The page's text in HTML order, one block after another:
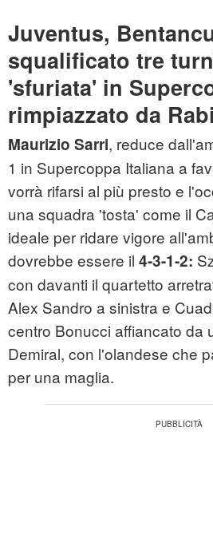
Juventus,
squalificato tre
'sfuriata' in
rimpiazzato da
Maurizio Sarri, reduce
1 in Supercoppa Italiana a
vorrà rifarsi al più presto e
una squadra 'tosta' come il
ideale per ridare vigore
dovrebbe essere il 4-3-1-2:
con davanti il quartetto
Alex Sandro a sinistra e
centro Bonucci affiancato da
Demiral, con l'olandese che
per una maglia.